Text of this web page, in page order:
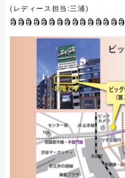
(レディース担当:三浦)
🗿🗿🗿🗿🗿🗿🗿🗿🗿🗿🗿🗿🗿🗿🗿